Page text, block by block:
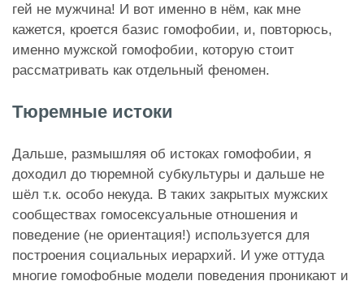
гей не мужчина! И вот именно в нём, как мне
кажется, кроется базис гомофобии, и, повторюсь,
именно мужской гомофобии, которую стоит
рассматривать как отдельный феномен.
Тюремные истоки
Дальше, размышляя об истоках гомофобии, я
доходил до тюремной субкультуры и дальше не
шёл т.к. особо некуда. В таких закрытых мужских
сообществах гомосексуальные отношения и
поведение (не ориентация!) используется для
построения социальных иерархий. И уже оттуда
многие гомофобные модели поведения проникают и